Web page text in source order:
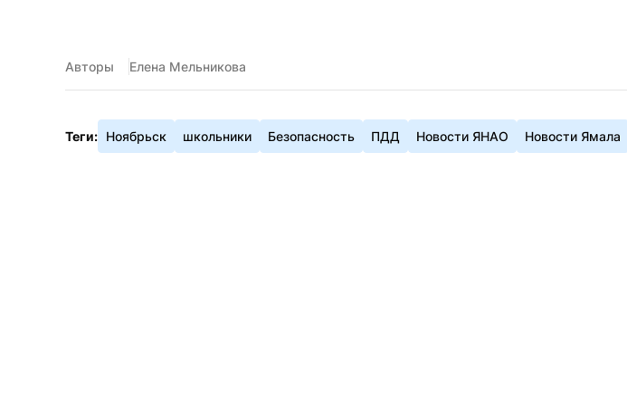
Авторы Елена Мельникова
Теги: Ноябрьск школьники Безопасность ПДД Новости ЯНАО Новости Ямала